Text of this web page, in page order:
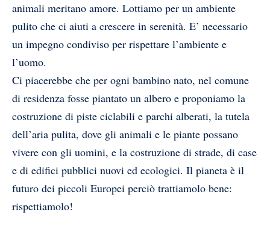
animali meritano amore. Lottiamo per un ambiente
pulito che ci aiuti a crescere in serenità. E’ necessario
un impegno condiviso per rispettare l’ambiente e
l’uomo.
Ci piacerebbe che per ogni bambino nato, nel comune
di residenza fosse piantato un albero e proponiamo la
costruzione di piste ciclabili e parchi alberati, la tutela
dell’aria pulita, dove gli animali e le piante possano
vivere con gli uomini, e la costruzione di strade, di case
e di edifici pubblici nuovi ed ecologici. Il pianeta è il
futuro dei piccoli Europei perciò trattiamolo bene:
rispettiamolo!